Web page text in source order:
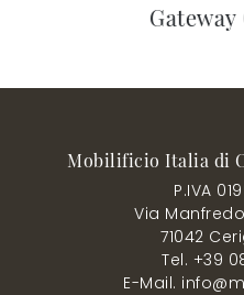
Mobilificio Italia di
P.IVA
Via
71042
Tel. +39
E-Mail.